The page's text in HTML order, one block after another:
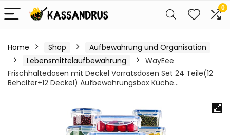
0
Home Shop
Aufbewahrung und Organisation
Lebensmittelaufbewahrung
WayEee
Frischhaltedosen mit Deckel Vorratsdosen Set 24 Teile(12
Behälter+12 Deckel) Aufbewahrungsbox Küche…